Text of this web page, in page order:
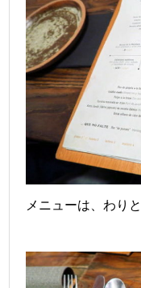
メニューは、わり